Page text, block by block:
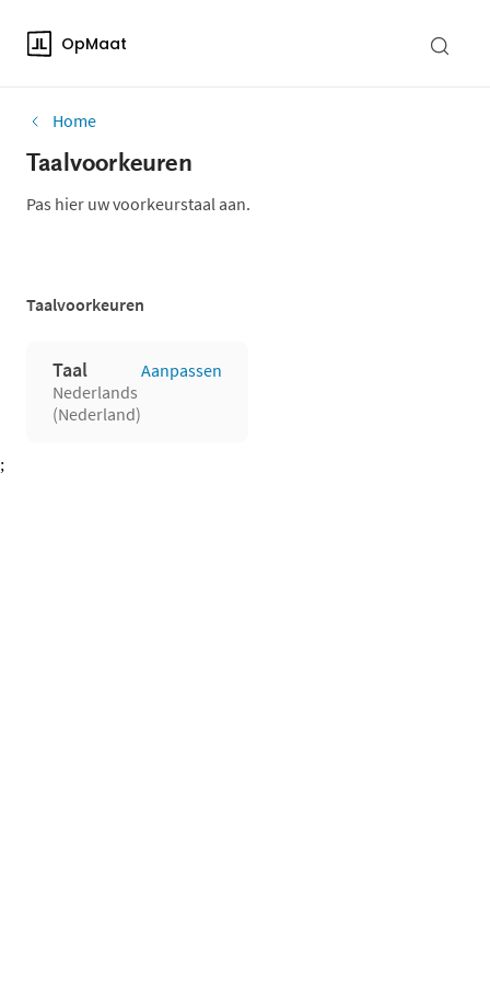
OpMaat
Home
Taalvoorkeuren
Pas hier uw voorkeurstaal aan.
Taalvoorkeuren
Taal
Nederlands
(Nederland)
Aanpassen
;